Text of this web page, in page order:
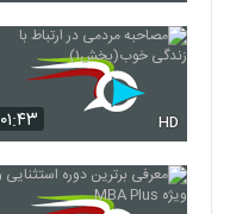
۰۱:۴۳ HD